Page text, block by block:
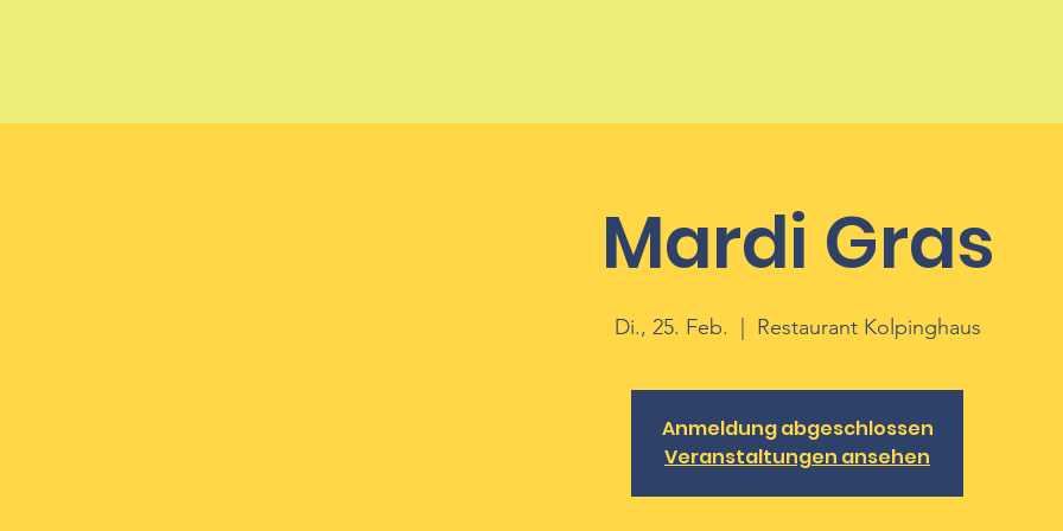
Mardi Gras
Di., 25. Feb. Restaurant Kolpinghaus
Anmeldung abgeschlossen
Veranstaltungen ansehen